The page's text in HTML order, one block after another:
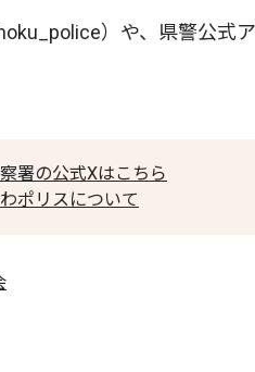
）や、県警公式
署の公式Xはこちら
ポリスについて